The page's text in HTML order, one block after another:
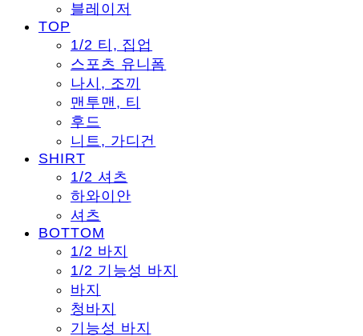
블레이저
TOP
1/2 티, 집업
스포츠 유니폼
나시, 조끼
맨투맨, 티
후드
니트, 가디건
SHIRT
1/2 셔츠
하와이안
셔츠
BOTTOM
1/2 바지
1/2 기능성 바지
바지
청바지
기능성 바지